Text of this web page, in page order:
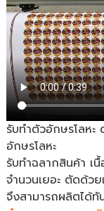
รับทำตัวอักษรโลหะ
อักษรโลหะ
รับทำฉลากสินค้า เ
จำนวนเยอะ ตัดด้ว
จึงสามารถผลิตได้